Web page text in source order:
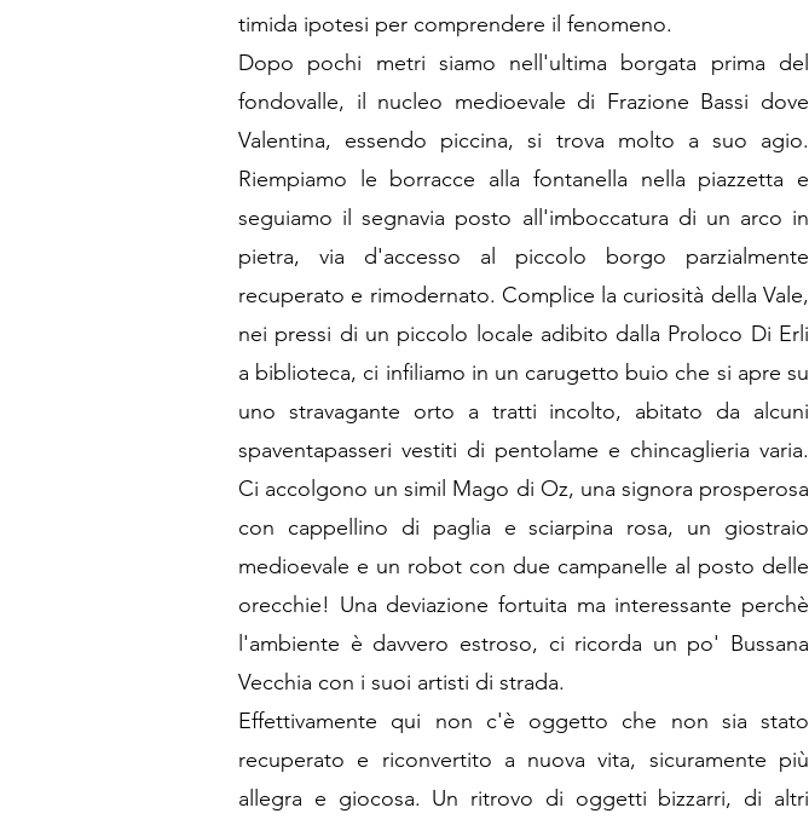
timida ipotesi per comprendere il fenomeno.
Dopo pochi metri siamo nell'ultima borgata prima del
fondovalle, il nucleo medioevale di Frazione Bassi dove
Valentina, essendo piccina, si trova molto a suo agio.
Riempiamo le borracce alla fontanella nella piazzetta e
seguiamo il segnavia posto all'imboccatura di un arco in
pietra, via d'accesso al piccolo borgo parzialmente
recuperato e rimodernato. Complice la curiosità della Vale,
nei pressi di un piccolo locale adibito dalla Proloco Di Erli
a biblioteca, ci infiliamo in un carugetto buio che si apre su
uno stravagante orto a tratti incolto, abitato da alcuni
spaventapasseri vestiti di pentolame e chincaglieria varia.
Ci accolgono un simil Mago di Oz, una signora prosperosa
con cappellino di paglia e sciarpina rosa, un giostraio
medioevale e un robot con due campanelle al posto delle
orecchie! Una deviazione fortuita ma interessante perchè
l'ambiente è davvero estroso, ci ricorda un po' Bussana
Vecchia con i suoi artisti di strada.
Effettivamente qui non c'è oggetto che non sia stato
recuperato e riconvertito a nuova vita, sicuramente più
allegra e giocosa. Un ritrovo di oggetti bizzarri, di altri